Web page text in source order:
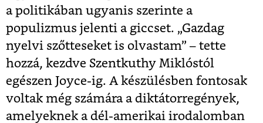
a politikában ugyanis szerinte a
populizmus jelenti a giccset. „Gazdag
nyelvi szőtteseket is olvastam” – tette
hozzá, kezdve Szentkuthy Miklóstól
egészen Joyce-ig. A készülésben fontosak
voltak még számára a diktátorregények,
amelyeknek a dél-amerikai irodalomban